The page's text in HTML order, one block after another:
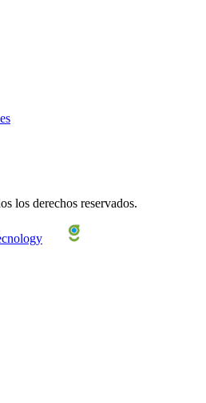
los derechos reservados.